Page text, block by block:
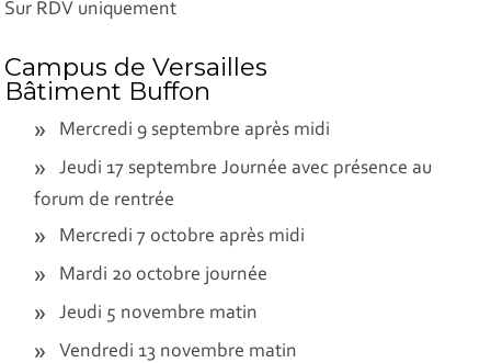
Sur RDV uniquement
Campus de Versailles
Bâtiment Buffon
Mercredi 9 septembre après midi
Jeudi 17 septembre Journée avec présence au
forum de rentrée
Mercredi 7 octobre après midi
Mardi 20 octobre journée
Jeudi 5 novembre matin
Vendredi 13 novembre matin